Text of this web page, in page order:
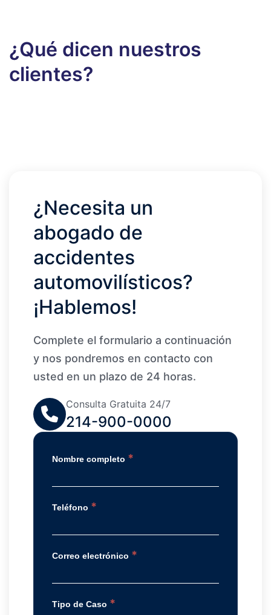
¿Qué dicen nuestros
clientes?
¿Necesita un
abogado de
accidentes
automovilísticos?
¡Hablemos!
Complete el formulario a continuación
y nos pondremos en contacto con
usted en un plazo de 24 horas.
Consulta Gratuita 24/7
214-900-0000
Nombre completo *
Teléfono *
Correo electrónico *
Tipo de Caso *